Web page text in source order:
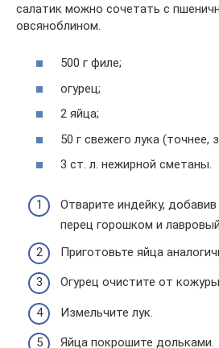
салатик можно сочетать с
овсяноблином.
500 г филе;
огурец;
2 яйца;
50 г свежего лука (точнее,
3 ст. л. нежирной сметаны.
Отварите индейку,
перец горошком и
Приготовьте яйца
Огурец очистите от
Измельчите лук.
Яйца покрошите дольками.